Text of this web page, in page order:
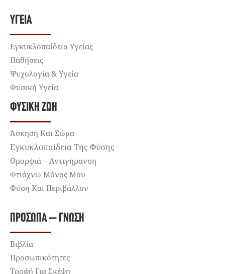
ΥΓΕΊΑ
Εγκυκλοπαίδεια Υγείας
Παθήσεις
Ψυχολογία & Υγεία
Φυσική Υγεία
ΦΥΣΙΚΉ ΖΩΉ
Άσκηση Και Σώμα
Εγκυκλοπαίδεια Της Φύσης
Ομορφιά – Αντιγήρανση
Φτιάχνω Μόνος Μου
Φύση Και Περιβάλλον
ΠΡΌΣΩΠΑ – ΓΝΏΣΗ
Βιβλία
Προσωπικότητες
Τροφή Για Σκέψη